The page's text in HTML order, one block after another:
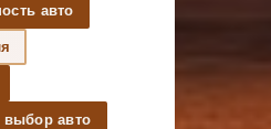
авто
выбор авто